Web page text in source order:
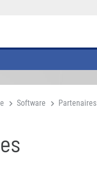
Software Partenaires